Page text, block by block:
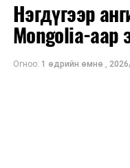
Нэгдүгээр
Mongolia-аар
Огноо: 1 өдрийн өмнө ,